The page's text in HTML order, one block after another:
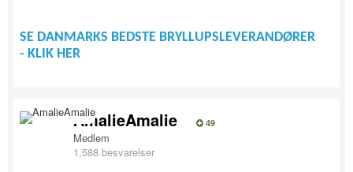
SE DANMARKS BEDSTE BRYLLUPSLEVERANDØRER
- KLIK HER
AmalieAmalie 49
Medlem
1,588 besvarelser